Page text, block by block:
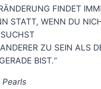
FINDET
STATT, WENN DU
ZU SEIN ALS
BIST.“
Pearls